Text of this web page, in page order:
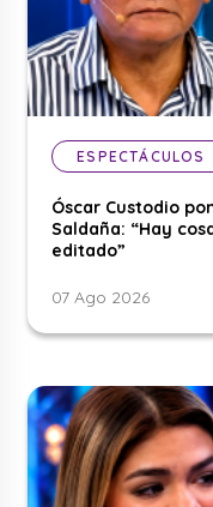
ESPECTÁCULOS
Óscar Custodio
Saldaña: “Hay
editado”
07 Ago 2026